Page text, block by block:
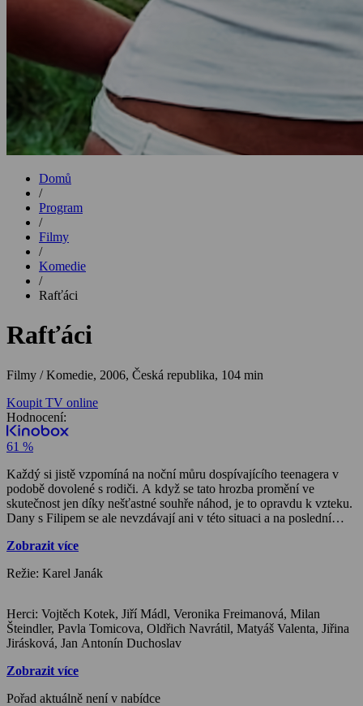
Domů
/
Program
/
Filmy
/
Komedie
/
Rafťáci
Rafťáci
Filmy / Komedie, 2006, Česká republika, 104 min
Koupit TV online
Hodnocení:
61 %
Každý si jistě vzpomíná na noční můru dospívajícího teenagera v
podobě dovolené s rodiči. A když se tato hrozba promění ve
skutečnost jen díky nešťastné souhře náhod, je to opravdu k vzteku.
Dany s Filipem se ale nevzdávají ani v této situaci a na poslední
neměli… Česká letní teenagerovská komedie z roku 2006 navazuje
podobá nejen obsazením hlavních rolí, ale také jednoduchou
pubertálních vtípků.
Zobrazit více
Režie: Karel Janák
Herci: Vojtěch Kotek, Jiří Mádl, Veronika Freimanová, Milan
Šteindler, Pavla Tomicova, Oldřich Navrátil, Matyáš Valenta, Jiřina
Jirásková, Jan Antonín Duchoslav
Zobrazit více
Pořad aktuálně není v nabídce